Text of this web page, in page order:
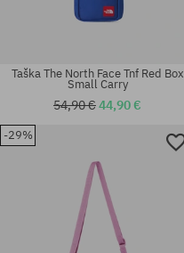
univerzálna veľkosť
Taška The North Face Tnf Red Box
Small Carry
54,90 €44,90 €
-29%